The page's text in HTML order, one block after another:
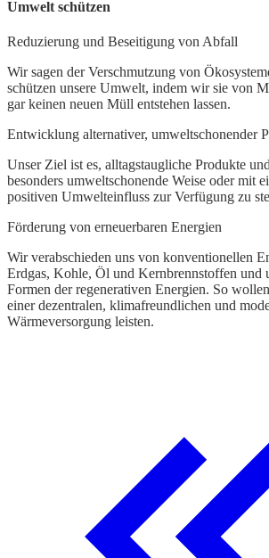
Umwelt schützen
Reduzierung und Beseitigung von Abfall
Wir sagen der Verschmutzung von
schützen unsere Umwelt, indem wir sie von
gar keinen neuen Müll entstehen lassen.
Entwicklung alternativer, umweltschonender
Unser Ziel ist es, alltagstaugliche Produkte
besonders umweltschonende Weise oder mit
positiven Umwelteinfluss zur Verfügung zu
Förderung von erneuerbaren Energien
Wir verabschieden uns von konventionellen
Erdgas, Kohle, Öl und Kernbrennstoffen und
Formen der regenerativen Energien. So
einer dezentralen, klimafreundlichen und
Wärmeversorgung leisten.